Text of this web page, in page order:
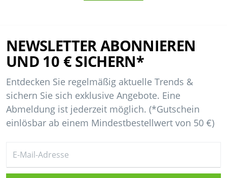
NEWSLETTER ABONNIEREN
UND 10 € SICHERN*
Entdecken Sie regelmäßig aktuelle Trends &
sichern Sie sich exklusive Angebote. Eine
Abmeldung ist jederzeit möglich. (*Gutschein
einlösbar ab einem Mindestbestellwert von 50 €)